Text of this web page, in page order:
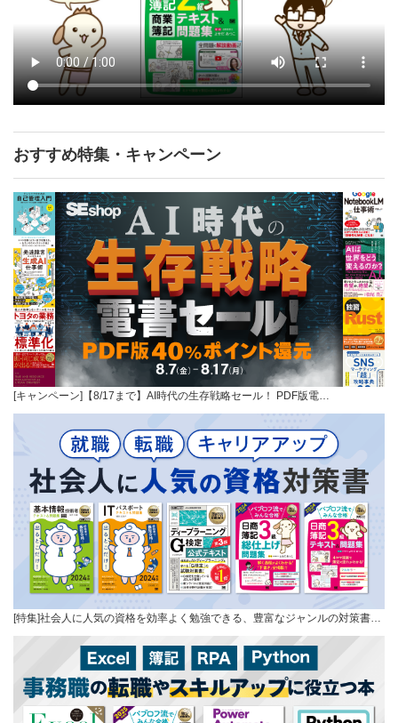
おすすめ特集・キャンペーン
[キャンペーン]【8/17まで】AI時代の生存戦略セール！ PDF版電…
[特集]社会人に人気の資格を効率よく勉強できる、豊富なジャンルの対策書…